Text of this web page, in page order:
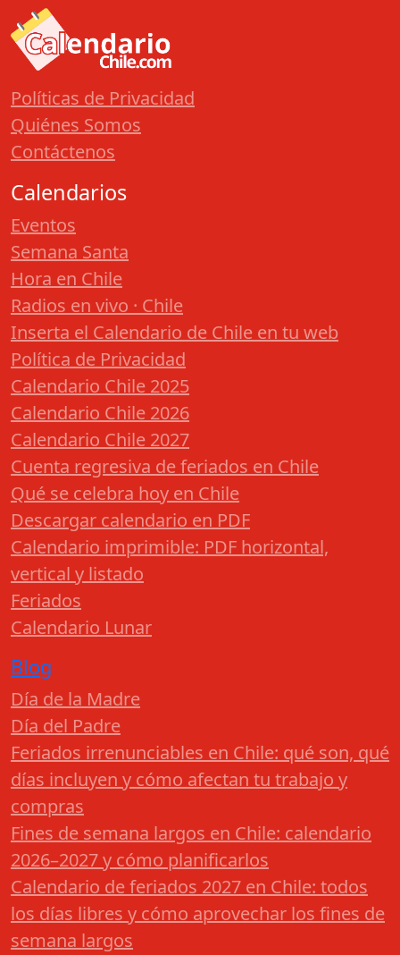
Políticas de Privacidad
Quiénes Somos
Contáctenos
Calendarios
Eventos
Semana Santa
Hora en Chile
Radios en vivo · Chile
Inserta el Calendario de Chile en tu web
Política de Privacidad
Calendario Chile 2025
Calendario Chile 2026
Calendario Chile 2027
Cuenta regresiva de feriados en Chile
Qué se celebra hoy en Chile
Descargar calendario en PDF
Calendario imprimible: PDF horizontal,
vertical y listado
Feriados
Calendario Lunar
Blog
Día de la Madre
Día del Padre
Feriados irrenunciables en Chile: qué son, qué
días incluyen y cómo afectan tu trabajo y
compras
Fines de semana largos en Chile: calendario
2026–2027 y cómo planificarlos
Calendario de feriados 2027 en Chile: todos
los días libres y cómo aprovechar los fines de
semana largos